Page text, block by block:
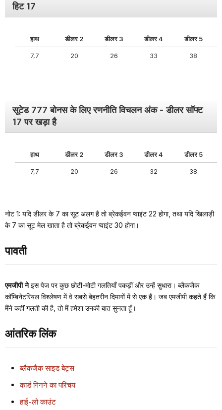
हिट 17
हाथ डीलर 2 डीलर 3 डीलर 4 डीलर 5
7,7 20 26 33 38
सूटेड 777 बोनस के लिए रणनीति विचलन अंक - डीलर सॉफ्ट
17 पर खड़ा है
हाथ डीलर 2 डीलर 3 डीलर 4 डीलर 5
7,7 20 26 32 38
नोट 1: यदि डीलर के 7 का सूट अलग है तो ब्रेकईवन प्वाइंट 22 होगा, तथा यदि खिलाड़ी
के 7 का सूट मेल खाता है तो ब्रेकईवन प्वाइंट 30 होगा।
पावती
एमजीपी नेइस पेज पर कुछ छोटी-मोटी गलतियाँ पकड़ीं और उन्हें सुधारा। ब्लैकजैक
कॉम्बिनेटरियल विश्लेषण में वे सबसे बेहतरीन दिमागों में से एक हैं। जब एमजीपी कहते हैं कि
मैंने कहीं गलती की है, तो मैं हमेशा उनकी बात सुनता हूँ।
आंतरिक लिंक
ब्लैकजैक साइड बेट्स
कार्ड गिनने का परिचय
हाई-लो काउंट